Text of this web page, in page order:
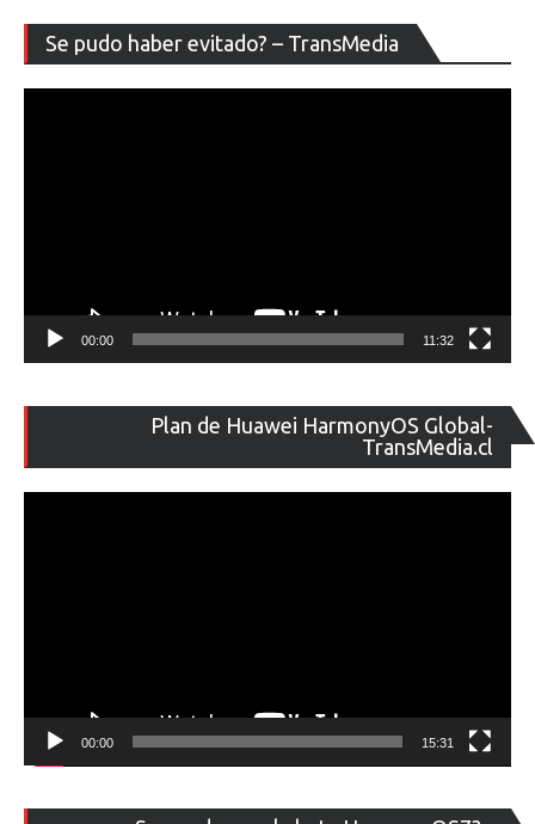
Se pudo haber evitado? – TransMedia
de
00:00 11:32
Plan de Huawei HarmonyOS Global-
TransMedia.cl
de
00:00 15:31